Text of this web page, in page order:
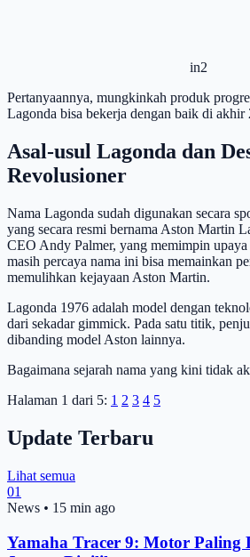
in2
Pertanyaannya, mungkinkah produk
Lagonda bisa bekerja dengan baik di akhir
Asal-usul Lagonda dan
Revolusioner
Nama Lagonda sudah digunakan secara
yang secara resmi bernama Aston Martin
CEO Andy Palmer, yang memimpin
masih percaya nama ini bisa memainkan
memulihkan kejayaan Aston Martin.
Lagonda 1976 adalah model dengan
dari sekadar gimmick. Pada satu titik,
dibanding model Aston lainnya.
Bagaimana sejarah nama yang kini tidak
Halaman 1 dari 5: 1 2 3 4 5
Update Terbaru
Lihat semua
01
News • 15 min ago
Yamaha Tracer 9: Motor Paling